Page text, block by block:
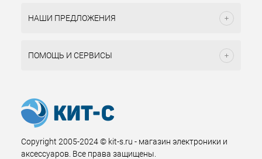
НАШИ ПРЕДЛОЖЕНИЯ
ПОМОЩЬ И СЕРВИСЫ
Copyright 2005-2024 © kit-s.ru - магазин электроники и
аксессуаров. Все права защищены.